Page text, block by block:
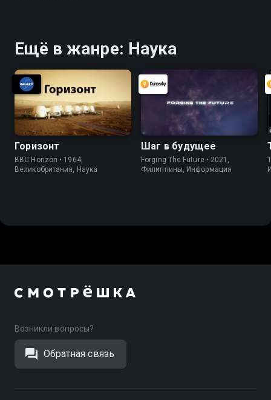
Ещё в жанре: Наука
Горизонт
BBC Horizon • 1964,
Великобритания, Наука
Шаг в будущее
Forging The Future • 2021,
Филиппины, Информация
Возникли вопросы?
Обратная связь